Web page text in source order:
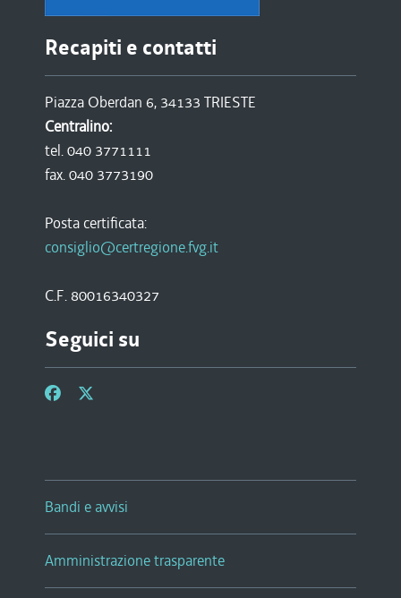
Recapiti e contatti
Piazza Oberdan 6, 34133 TRIESTE
Centralino:
tel. 040 3771111
fax. 040 3773190
Posta certificata:
consiglio@certregione.fvg.it
C.F. 80016340327
Seguici su
Bandi e avvisi
Amministrazione trasparente